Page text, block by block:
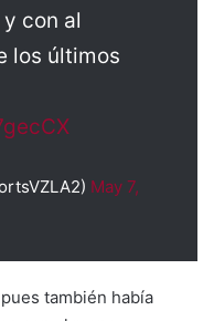
con al
los últimos
May 7,
también había